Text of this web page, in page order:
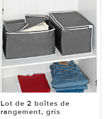
Lot de 2 boîtes de
rangement, gris